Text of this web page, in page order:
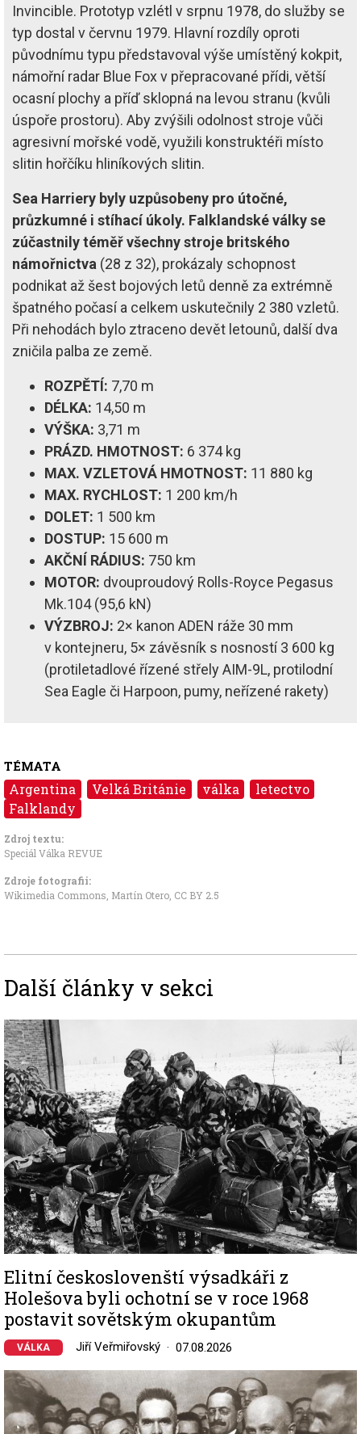
Invincible. Prototyp vzlétl v srpnu 1978, do služby se
typ dostal v červnu 1979. Hlavní rozdíly oproti
původnímu typu představoval výše umístěný kokpit,
námořní radar Blue Fox v přepracované přídi, větší
ocasní plochy a příď sklopná na levou stranu (kvůli
úspoře prostoru). Aby zvýšili odolnost stroje vůči
agresivní mořské vodě, využili konstruktéři místo
slitin hořčíku hliníkových slitin.
Sea Harriery byly uzpůsobeny pro útočné,
průzkumné i stíhací úkoly. Falklandské války se
zúčastnily téměř všechny stroje britského
námořnictva (28 z 32), prokázaly schopnost
podnikat až šest bojových letů denně za extrémně
špatného počasí a celkem uskutečnily 2 380 vzletů.
Při nehodách bylo ztraceno devět letounů, další dva
zničila palba ze země.
ROZPĚTÍ: 7,70 m
DÉLKA: 14,50 m
VÝŠKA: 3,71 m
PRÁZD. HMOTNOST: 6 374 kg
MAX. VZLETOVÁ HMOTNOST: 11 880 kg
MAX. RYCHLOST: 1 200 km/h
DOLET: 1 500 km
DOSTUP: 15 600 m
AKČNÍ RÁDIUS: 750 km
MOTOR: dvouproudový Rolls-Royce Pegasus
Mk.104 (95,6 kN)
VÝZBROJ: 2× kanon ADEN ráže 30 mm
v kontejneru, 5× závěsník s nosností 3 600 kg
(protiletadlové řízené střely AIM-9L, protilodní
Sea Eagle či Harpoon, pumy, neřízené rakety)
TÉMATA
Argentina Velká Británie válka
letectvo
Falklandy
Zdroj textu:
Speciál Válka REVUE
Zdroje fotografii:
Wikimedia Commons, Martín Otero CC BY 2.5
Další články v sekci
Image
Elitní českoslovenští výsadkáři z
Holešova byli ochotní se v roce 1968
postavit sovětským okupantům
VÁLKA Jiří Veřmiřovský 07.08.2026
Image